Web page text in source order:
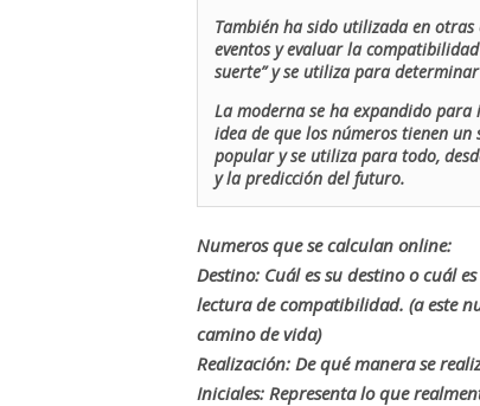
También ha sido utilizada en
eventos y evaluar la
suerte” y se utiliza para
La moderna se ha expandido para
idea de que los números tienen
popular y se utiliza para todo,
y la predicción del futuro.
Numeros que se calculan online:
Destino: Cuál es su destino o cuál
lectura de compatibilidad. (a este
camino de vida)
Realización: De qué manera se
Iniciales: Representa lo que